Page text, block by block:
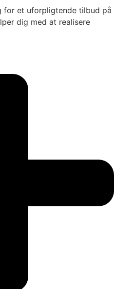
for et uforpligtende tilbud på
dig med at realisere